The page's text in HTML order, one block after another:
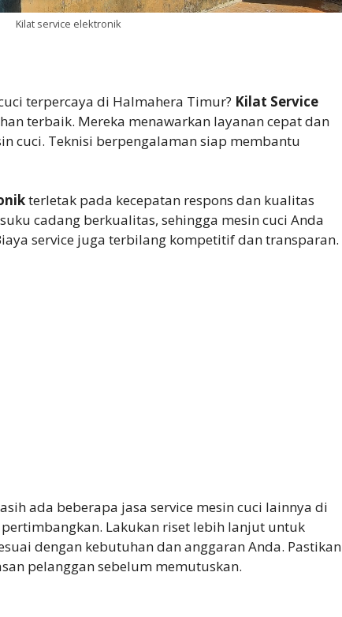
Kilat service elektronik
terpercaya di Halmahera Timur? Kilat Service
terbaik. Mereka menawarkan layanan cepat dan
cuci. Teknisi berpengalaman siap membantu
terletak pada kecepatan respons dan kualitas
cadang berkualitas, sehingga mesin cuci Anda
service juga terbilang kompetitif dan transparan.
ada beberapa jasa service mesin cuci lainnya di
Lakukan riset lebih lanjut untuk
dengan kebutuhan dan anggaran Anda. Pastikan
pelanggan sebelum memutuskan.